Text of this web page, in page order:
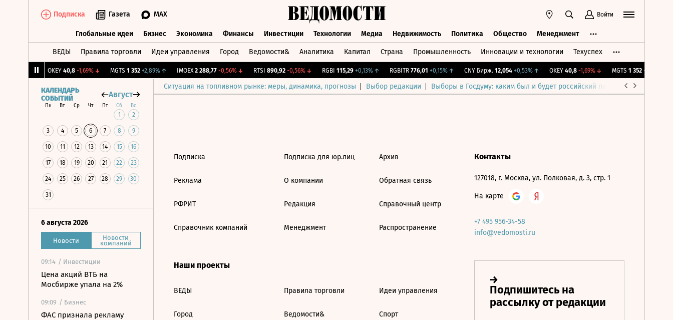
Подписка Газета MAX Войти
Глобальные идеи Бизнес Экономика Финансы Инвестиции Технологии Медиа Недвижимость Политика Общество Менеджмент
ВЕДЫ Правила торговли Идеи управления Город Ведомости& Аналитика Капитал Страна Промышленность Инновации и технологии Техуспех
OKEY 40,8 -1,69%↓ MGTS 1 352 +2,89%↑ IMOEX 2 288,77 -0,56%↓ RTSI 890,92 -0,56%↓ RGBI 115,29 +0,13%↑ RGBITR 776,01 +0,15%↑ CNY Бирж. 12,054 +0,53%↑ OKEY 40,8 -1,69%↓ MGTS 1 352 +2,89%
Ситуация на топливном рынке: меры, динамика, прогнозы Выбор редакции Выборы в Госдуму: каким был и будет российский парламент
КАЛЕНДАРЬ
СОБЫТИЙ
Август
Пн Вт Ср Чт Пт Сб Вс
1 2
3 4 5 6 7 8 9
10 11 12 13 14 15 16
17 18 19 20 21 22 23
24 25 26 27 28 29 30
31
6 августа 2026
Новости Новости
компаний
09:14 / Инвестиции
Цена акций ВТБ на
Мосбирже упала на 2%
09:09 / Бизнес
ФАС признала рекламу
Подписка
Реклама
РФРИТ
Справочник компаний
Подписка для юр.лиц
О компании
Редакция
Менеджмент
Архив
Обратная связь
Справочный центр
Распространение
Наши проекты
ВЕДЫ
Город
Правила торговли
Ведомости&
Идеи управления
Спорт
Контакты
127018, г. Москва, ул. Полковая, д. 3, стр. 1
На карте
+7 495 956-34-58
info@vedomosti.ru